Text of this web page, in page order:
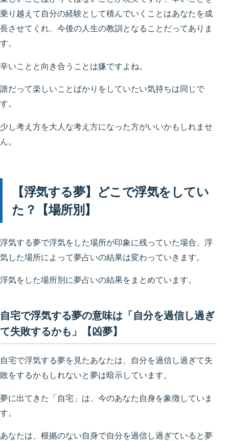
乗り越えて自分の経験として積んでいくことはあなたを成
長させてくれ、今後の人生の教訓となることだってありま
す。
辛いことと向き合うことは嫌ですよね。
誰だって楽しいことばかりをしていたい気持ちは同じで
す。
少し考え方を大人な考え方になった方がいいかもしれませ
ん。
【浮気する夢】どこで浮気をしてい
た？【場所別】
浮気する夢で浮気をした場所が印象に残っていた場合、浮
気した場所によって夢占いの結果は変わっていきます。
浮気をした場所別に夢占いの結果をまとめています。
自宅で浮気する夢の意味は「自分を過信し過ぎ
て失敗するかも」【凶夢】
自宅で浮気する夢を見たあなたは、自分を過信し過ぎて失
敗をするかもしれないと夢は暗示しています。
夢に出てきた「自宅」は、今のあなた自身を象徴していま
す。
あなたは、根拠のない自身で自分を過信し過ぎていると夢